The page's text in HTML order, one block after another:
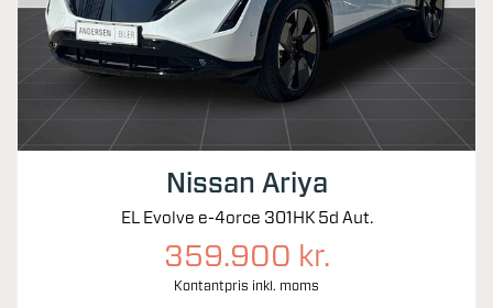
Nissan Ariya
EL Evolve e-4orce 301HK 5d Aut.
359.900 kr.
Kontantpris inkl. moms